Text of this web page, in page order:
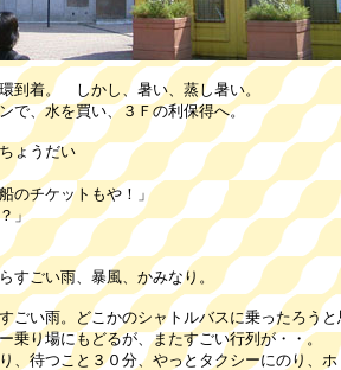
到着。 しかし、暑い、蒸し暑い。
で、水を買い、３Ｆの利保得へ。
ょうだい
のチケットもや！」
」
すごい雨、暴風、かみなり。
い雨。どこかのシャトルバスに乗ったろうと
にもどるが、またすごい行列が・・。
と３０分、やっとタクシーにのり、ホ